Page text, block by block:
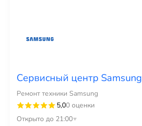
Сервисный центр Samsung
Ремонт техники Samsung
5,00 оценки
Открыто до 21:00